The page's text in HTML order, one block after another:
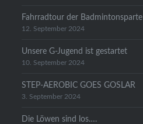
Fahrradtour der Badmintonsparte
12. September 2024
Unsere G-Jugend ist gestartet
10. September 2024
STEP-AEROBIC GOES GOSLAR
3. September 2024
Die Löwen sind los….